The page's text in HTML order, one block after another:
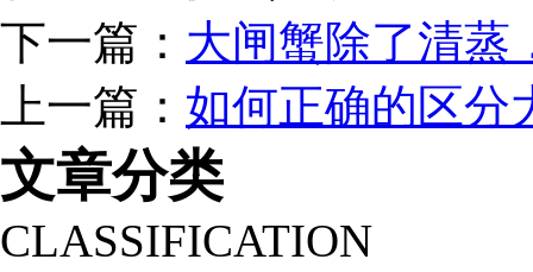
下一篇： 大闸蟹除了清蒸
上一篇： 如何正确的区分
文章分类
CLASSIFICATION